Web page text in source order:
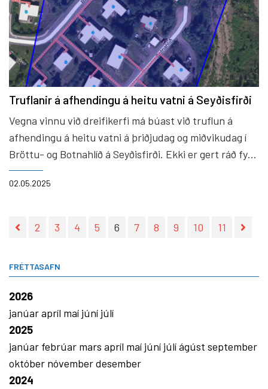
Truflanir á afhendingu á heitu vatni á Seyðisfirði
02.05.2025
Vegna vinnu við dreifikerfi má búast við truflun á
afhendingu á heitu vatni á þriðjudag og miðvikudag í
Bröttu- og Botnahlíð á Seyðisfirði. Ekki er gert ráð fyrir
vatnsleysi eða að truflanir standi yfir í langan tíma í
einu.
2 3 4 5 6 7 8 9 10 11
FRÉTTASAFN
2026
janúarapríl maí júní júlí
2025
janúar febrúar mars apríl maí júní júlíágúst september
október nóvemberdesember
2024